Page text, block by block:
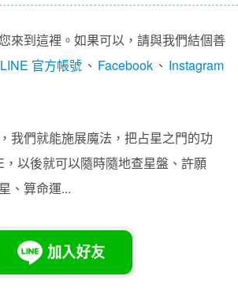
來到這裡。如果可以，請與我們結個善
LINE 官方帳號 、 Facebook 、 Instagram
我們就能施展魔法，把占星之門的功
以後就可以隨時隨地查星盤、許願
、算命運...